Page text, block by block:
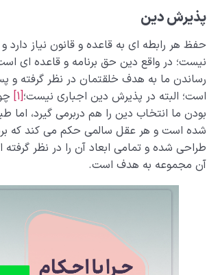
پذیرش دین
حفظ هر رابطه ای به قاعده و قانون نیاز دارد
نیست؛ در واقع دین حق برنامه و قاعده ای
رساندن ما به هدف خلقتمان در نظر گرفته و
است؛ البته در پذیرش دین اجباری نیست؛[1]
بودن ما انتخاب دین را هم دربرمی گیرد،
شده است و هر عقل سالمی حکم می کند که
طراحی شده و تمامی ابعاد آن را در نظر گرفته
آن مجموعه به هدف است.